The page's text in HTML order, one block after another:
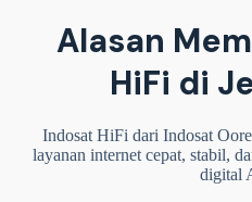
Alasan
HiFi di
Indosat HiFi dari Indosat
layanan internet cepat, stabil,
digital